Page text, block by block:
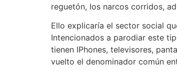
reguetón, los narcos corridos,
Ello explicaría el sector social
Intencionados a parodiar este
tienen IPhones, televisores,
vuelto el denominador común